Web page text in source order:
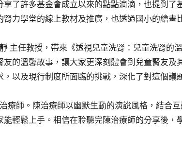
了許多基金會成立以來的點點滴滴，也提到
力學堂的線上教材及推廣，也透過國小的繪畫
主任教授，帶來《透視兒童洗腎：兒童洗腎的
的溫馨故事，讓大家更深刻體會到兒童腎友
以及現行制度所面臨的挑戰，深化了對這個議
療師。陳治療師以幽默生動的演說風格，結合
輕鬆上手。相信在聆聽完陳治療師的分享後